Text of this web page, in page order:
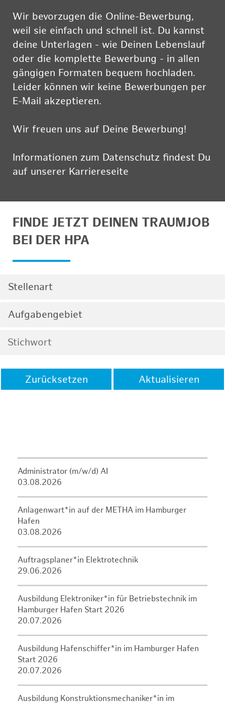
Wir bevorzugen die Online-Bewerbung,
weil sie einfach und schnell ist. Du kannst
deine Unterlagen - wie Deinen Lebenslauf
oder die komplette Bewerbung - in allen
gängigen Formaten bequem hochladen.
Leider können wir keine Bewerbungen per
E-Mail akzeptieren.
Wir freuen uns auf Deine Bewerbung!
Informationen zum Datenschutz findest Du
auf unserer Karriereseite
FINDE JETZT DEINEN TRAUMJOB
BEI DER HPA
Stellenart
Aufgabengebiet
Zurücksetzen Aktualisieren
Administrator (m/w/d) AI
03.08.2026
Anlagenwart*in auf der METHA im Hamburger
Hafen
03.08.2026
Auftragsplaner*in Elektrotechnik
29.06.2026
Ausbildung Elektroniker*in für Betriebstechnik im
Hamburger Hafen Start 2026
20.07.2026
Ausbildung Hafenschiffer*in im Hamburger Hafen
Start 2026
20.07.2026
Ausbildung Konstruktionsmechaniker*in im